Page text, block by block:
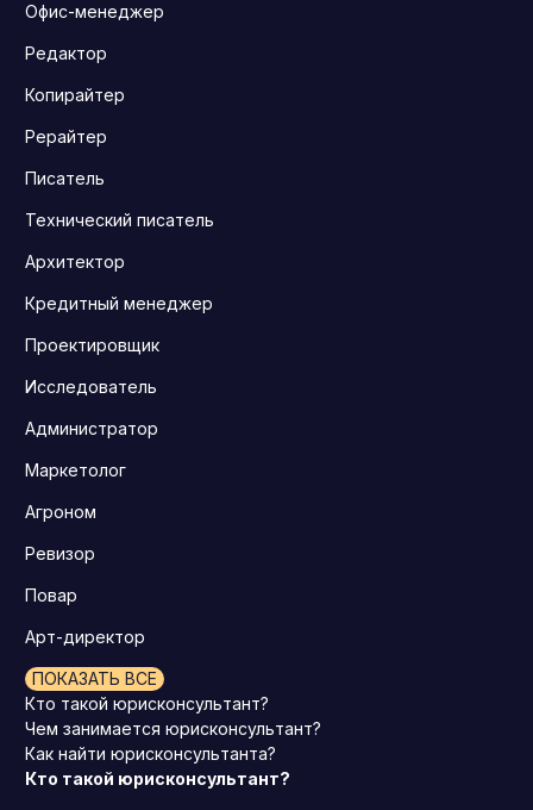
Офис-менеджер
Редактор
Копирайтер
Рерайтер
Писатель
Технический писатель
Архитектор
Кредитный менеджер
Проектировщик
Исследователь
Администратор
Маркетолог
Агроном
Ревизор
Повар
Арт-директор
ПОКАЗАТЬ ВСЕ
Кто такой юрисконсультант?
Чем занимается юрисконсультант?
Как найти юрисконсультанта?
Кто такой юрисконсультант?